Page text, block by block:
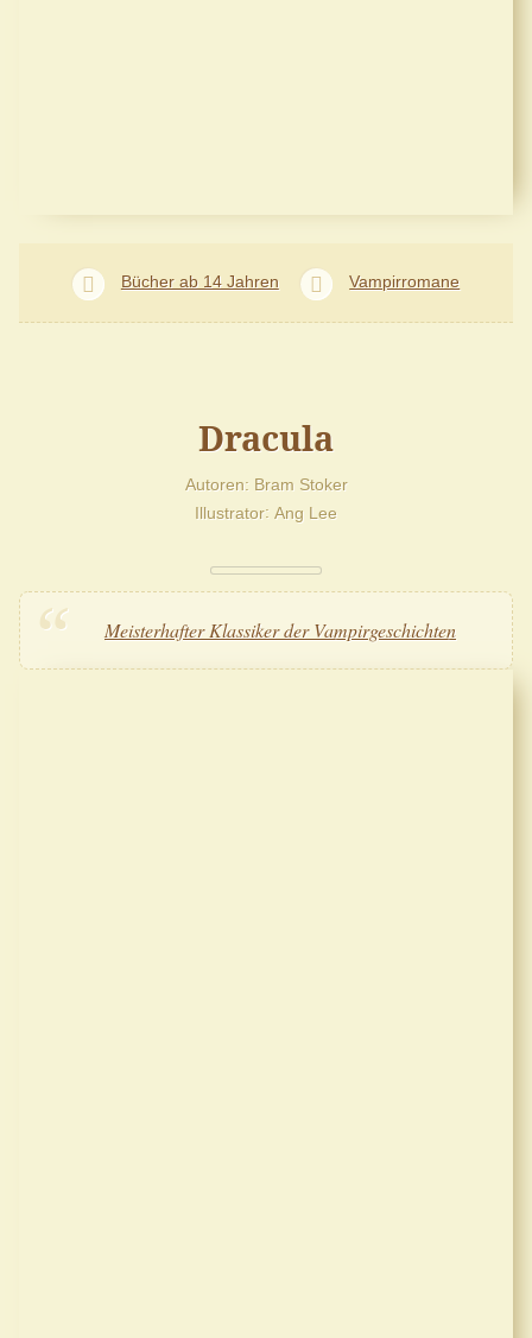
Bücher ab 14 Jahren Vampirromane
Dracula
Autoren Bram Stoker
Illustrator Ang Lee
Meisterhafter Klassiker der Vampirgeschichten